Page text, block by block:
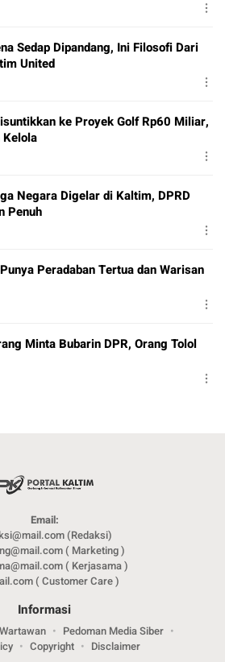
Sedap Dipandang, Ini Filosofi Dari
United
ke Proyek Golf Rp60 Miliar,
Negara Digelar di Kaltim, DPRD
Penuh
Peradaban Tertua dan Warisan
Minta Bubarin DPR, Orang Tolol
Email:
(Redaksi)
( Marketing )
( Kerjasama )
( Customer Care )
Informasi
Pedoman Media Siber
Copyright Disclaimer